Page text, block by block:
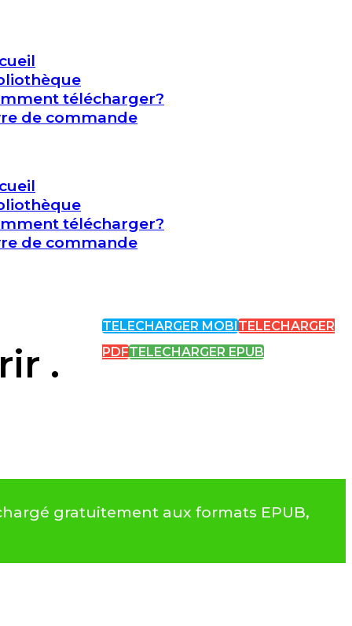
télécharger?
de commande
télécharger?
de commande
.
TELECHARGER MOBITELECHARGER
PDFTELECHARGER EPUB
gratuitement aux formats EPUB,